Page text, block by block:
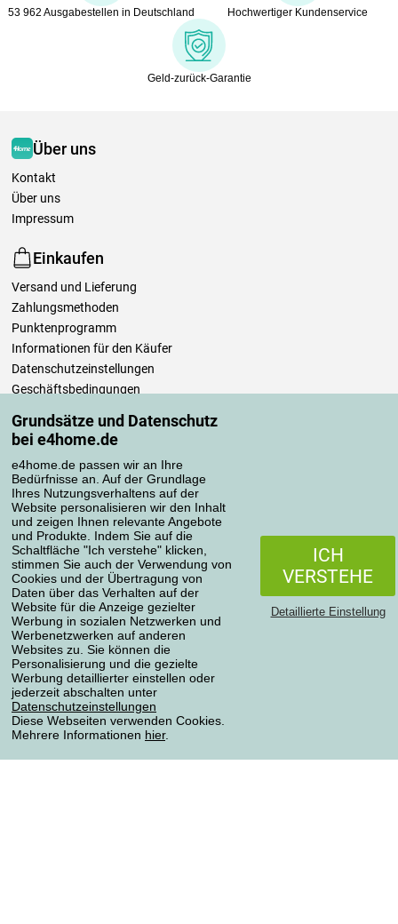
Grundsätze und Datenschutz
bei e4home.de
e4home.de passen wir an Ihre
Bedürfnisse an. Auf der Grundlage
Ihres Nutzungsverhaltens auf der
Website personalisieren wir den Inhalt
und zeigen Ihnen relevante Angebote
und Produkte. Indem Sie auf die
Schaltfläche "Ich verstehe" klicken,
stimmen Sie auch der Verwendung von
Cookies und der Übertragung von
Daten über das Verhalten auf der
Website für die Anzeige gezielter
Werbung in sozialen Netzwerken und
Werbenetzwerken auf anderen
Websites zu. Sie können die
Personalisierung und die gezielte
Werbung detaillierter einstellen oder
jederzeit abschalten unter
Datenschutzeinstellungen
Diese Webseiten verwenden Cookies.
Mehrere Informationen hier.
ICH
VERSTEHE
Detaillierte Einstellung
53 962 Ausgabestellen in Deutschland Hochwertiger Kundenservice
Geld-zurück-Garantie
Über uns
Kontakt
Über uns
Impressum
Einkaufen
Versand und Lieferung
Zahlungsmethoden
Punktenprogramm
Informationen für den Käufer
Datenschutzeinstellungen
Geschäftsbedingungen
Ihre Bestellungen
Mein Konto
Bestellübersicht
Reklamationen
Widerrufsbelehrung
Einfach mehr wissen
Richtlinien zur Verarbeitung von Bewertungen
Transportarten
Zahlungsmethoden